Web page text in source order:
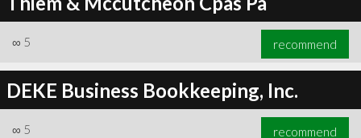
∞ 5 recommend
DEKE Business Bookkeeping, Inc.
∞ 5 recommend